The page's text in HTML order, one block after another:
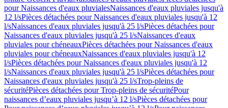
pour Naissances d'eaux pluvialesNaissances d'eaux pluviales jusqu'à
12 l/sPièces détachées pour Naissances d'eaux pluviales jusqu'à 12
l/sNaissances d'eaux pluviales jusqu'à 25 l/sPièces détachées pour
Naissances d'eaux pluviales jusqu'à 25 l/sNaissances d'eaux
pluviales pour chéneauxPièces détachées pour Naissances d'eaux
pluviales pour chéneauxNaissances d'eaux pluviales jusqu'à 12
l/sPièces détachées pour Naissances d'eaux pluviales jusqu'à 12
l/sNaissances d'eaux pluviales jusqu'à 25 l/sPièces détachées pour
Naissances d'eaux pluviales jusqu'à 25 l/sTrop-pleins de
sécuritéPièces détachées pour Trop-pleins de sécuritéPour
naissances d’eaux pluviales jusqu’à 12 l/sPièces détachées pour